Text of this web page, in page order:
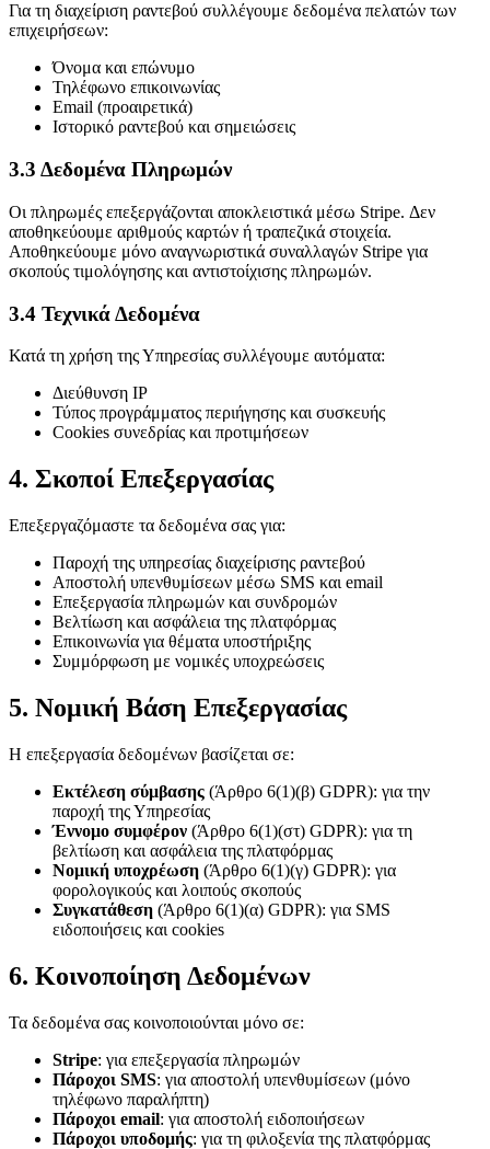
Για τη διαχείριση ραντεβού συλλέγουμε δεδομένα πελατών των
επιχειρήσεων:
Όνομα και επώνυμο
Τηλέφωνο επικοινωνίας
Email (προαιρετικά)
Ιστορικό ραντεβού και σημειώσεις
3.3 Δεδομένα Πληρωμών
Οι πληρωμές επεξεργάζονται αποκλειστικά μέσω Stripe. Δεν
αποθηκεύουμε αριθμούς καρτών ή τραπεζικά στοιχεία.
Αποθηκεύουμε μόνο αναγνωριστικά συναλλαγών Stripe για
σκοπούς τιμολόγησης και αντιστοίχισης πληρωμών.
3.4 Τεχνικά Δεδομένα
Κατά τη χρήση της Υπηρεσίας συλλέγουμε αυτόματα:
Διεύθυνση IP
Τύπος προγράμματος περιήγησης και συσκευής
Cookies συνεδρίας και προτιμήσεων
4. Σκοποί Επεξεργασίας
Επεξεργαζόμαστε τα δεδομένα σας για:
Παροχή της υπηρεσίας διαχείρισης ραντεβού
Αποστολή υπενθυμίσεων μέσω SMS και email
Επεξεργασία πληρωμών και συνδρομών
Βελτίωση και ασφάλεια της πλατφόρμας
Επικοινωνία για θέματα υποστήριξης
Συμμόρφωση με νομικές υποχρεώσεις
5. Νομική Βάση Επεξεργασίας
Η επεξεργασία δεδομένων βασίζεται σε:
Εκτέλεση σύμβασης (Άρθρο 6(1)(β) GDPR): για την
παροχή της Υπηρεσίας
Έννομο συμφέρον (Άρθρο 6(1)(στ) GDPR): για τη
βελτίωση και ασφάλεια της πλατφόρμας
Νομική υποχρέωση (Άρθρο 6(1)(γ) GDPR): για
φορολογικούς και λοιπούς σκοπούς
Συγκατάθεση (Άρθρο 6(1)(α) GDPR): για SMS
ειδοποιήσεις και cookies
6. Κοινοποίηση Δεδομένων
Τα δεδομένα σας κοινοποιούνται μόνο σε:
Stripe: για επεξεργασία πληρωμών
Πάροχοι SMS: για αποστολή υπενθυμίσεων (μόνο
τηλέφωνο παραλήπτη)
Πάροχοι email: για αποστολή ειδοποιήσεων
Πάροχοι υποδομής: για τη φιλοξενία της πλατφόρμας